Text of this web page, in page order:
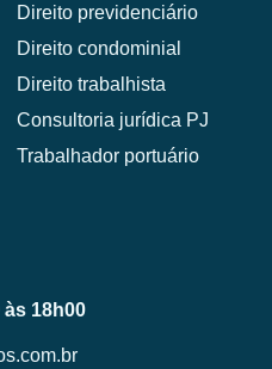
Direito previdenciário
Direito condominial
Direito trabalhista
Consultoria jurídica PJ
Trabalhador portuário
às 18h00